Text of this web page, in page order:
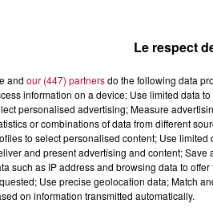
7 août 2026
NOS IDÉES DE SORTIE POUR
CE WEEK-END
Comme tous les vendredis, voici une
petite sélection des rendez-vous à
Le respect
and our (447) partnersdo the following data
information on a device; Use limited data
personalised advertising; Measure
or combinations of data from different
to select personalised content; Use
and present advertising and content;
such as IP address and browsing data to
Use precise geolocation data; Match
on information transmitted automatically.